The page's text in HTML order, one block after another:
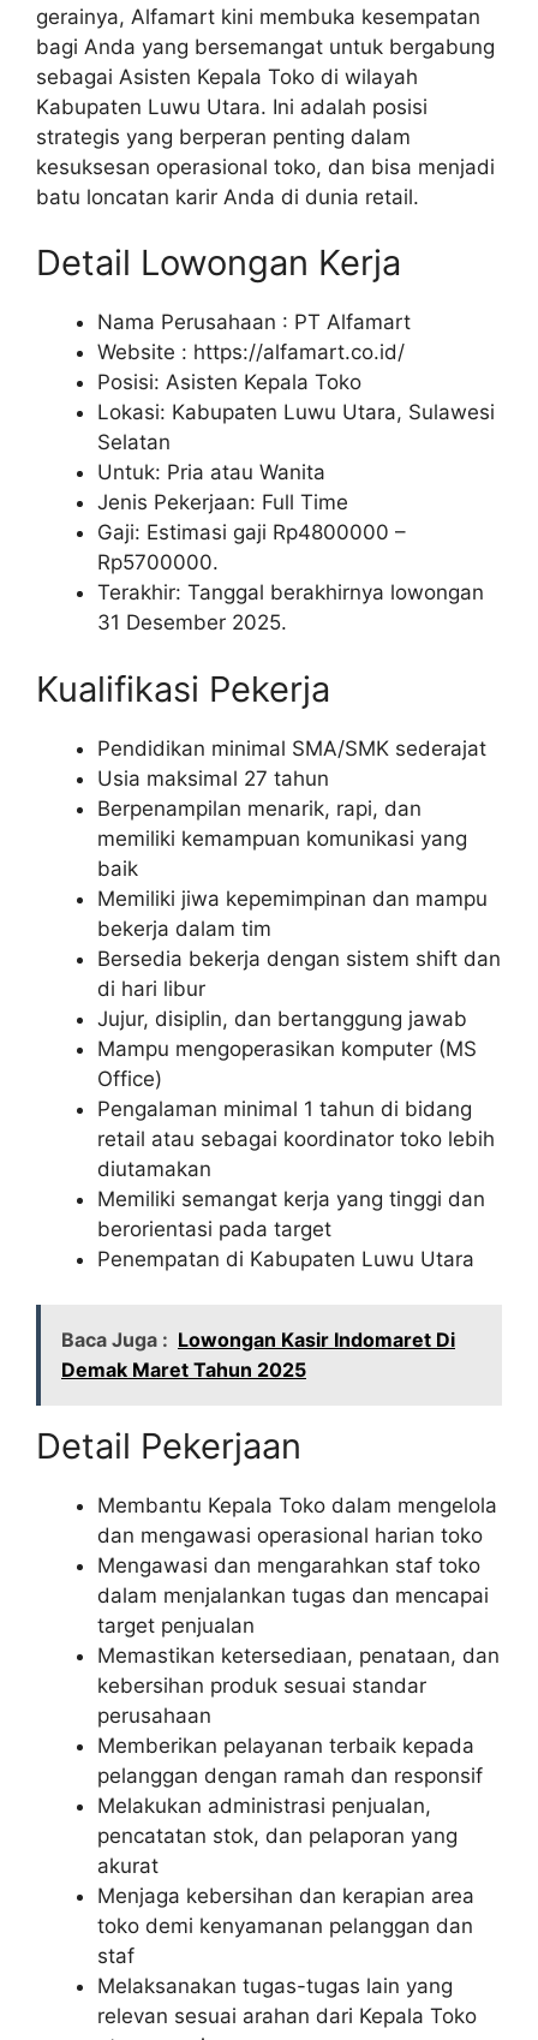
gerainya, Alfamart kini membuka kesempatan
bagi Anda yang bersemangat untuk bergabung
sebagai Asisten Kepala Toko di wilayah
Kabupaten Luwu Utara. Ini adalah posisi
strategis yang berperan penting dalam
kesuksesan operasional toko, dan bisa menjadi
batu loncatan karir Anda di dunia retail.
Detail Lowongan Kerja
Nama Perusahaan : PT Alfamart
Website : https://alfamart.co.id/
Posisi: Asisten Kepala Toko
Lokasi: Kabupaten Luwu Utara, Sulawesi
Selatan
Untuk: Pria atau Wanita
Jenis Pekerjaan: Full Time
Gaji: Estimasi gaji Rp4800000 –
Rp5700000.
Terakhir: Tanggal berakhirnya lowongan
31 Desember 2025.
Kualifikasi Pekerja
Pendidikan minimal SMA/SMK sederajat
Usia maksimal 27 tahun
Berpenampilan menarik, rapi, dan
memiliki kemampuan komunikasi yang
baik
Memiliki jiwa kepemimpinan dan mampu
bekerja dalam tim
Bersedia bekerja dengan sistem shift dan
di hari libur
Jujur, disiplin, dan bertanggung jawab
Mampu mengoperasikan komputer (MS
Office)
Pengalaman minimal 1 tahun di bidang
retail atau sebagai koordinator toko lebih
diutamakan
Memiliki semangat kerja yang tinggi dan
berorientasi pada target
Penempatan di Kabupaten Luwu Utara
Baca Juga : Lowongan Kasir Indomaret Di
Demak Maret Tahun 2025
Detail Pekerjaan
Membantu Kepala Toko dalam mengelola
dan mengawasi operasional harian toko
Mengawasi dan mengarahkan staf toko
dalam menjalankan tugas dan mencapai
target penjualan
Memastikan ketersediaan, penataan, dan
kebersihan produk sesuai standar
perusahaan
Memberikan pelayanan terbaik kepada
pelanggan dengan ramah dan responsif
Melakukan administrasi penjualan,
pencatatan stok, dan pelaporan yang
akurat
Menjaga kebersihan dan kerapian area
toko demi kenyamanan pelanggan dan
staf
Melaksanakan tugas-tugas lain yang
relevan sesuai arahan dari Kepala Toko